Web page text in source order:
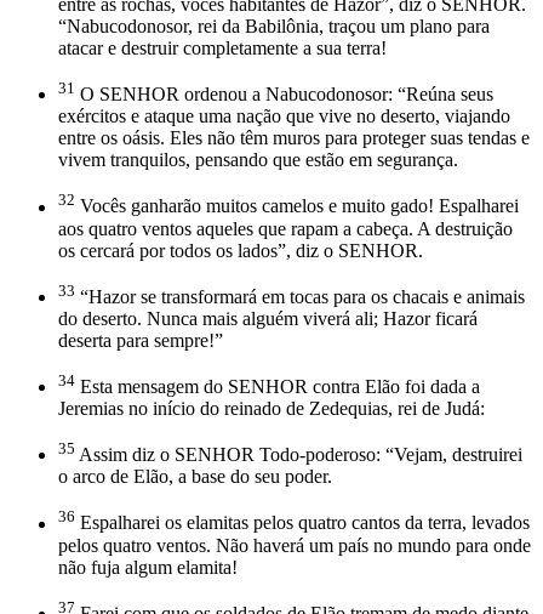
“Nabucodonosor, rei da Babilônia, traçou um plano para
atacar e destruir completamente a sua terra!
31 O SENHOR ordenou a Nabucodonosor: “Reúna seus
exércitos e ataque uma nação que vive no deserto, viajando
entre os oásis. Eles não têm muros para proteger suas tendas e
vivem tranquilos, pensando que estão em segurança.
32 Vocês ganharão muitos camelos e muito gado! Espalharei
aos quatro ventos aqueles que rapam a cabeça. A destruição
os cercará por todos os lados”, diz o SENHOR.
33 “Hazor se transformará em tocas para os chacais e animais
do deserto. Nunca mais alguém viverá ali; Hazor ficará
deserta para sempre!”
34 Esta mensagem do SENHOR contra Elão foi dada a
Jeremias no início do reinado de Zedequias, rei de Judá:
35 Assim diz o SENHOR Todo-poderoso: “Vejam, destruirei
o arco de Elão, a base do seu poder.
36 Espalharei os elamitas pelos quatro cantos da terra, levados
pelos quatro ventos. Não haverá um país no mundo para onde
não fuja algum elamita!
37